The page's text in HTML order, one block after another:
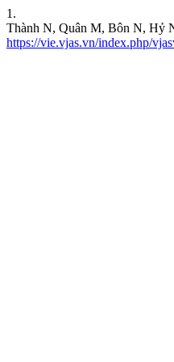
1.
Thành N, Quân M, Bôn N,
https://vie.vjas.vn/index.php/